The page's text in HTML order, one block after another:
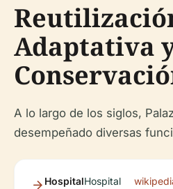
Adaptativa
A lo largo de los siglos,
desempeñado diversas
HospitalHospital